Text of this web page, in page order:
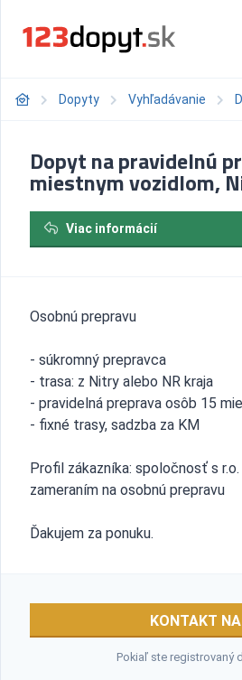
Dopyty Vyhľadávanie
Dopyt na pravidelnú
miestnym vozidlom,
Viac informácií
Osobnú prepravu
- súkromný prepravca
- trasa: z Nitry alebo NR kraja
- pravidelná preprava osôb 15
- fixné trasy, sadzba za KM
Profil zákazníka: spoločnosť s
zameraním na osobnú prepravu
Ďakujem za ponuku.
KONTAKT
Pokiaľ ste registrovaný